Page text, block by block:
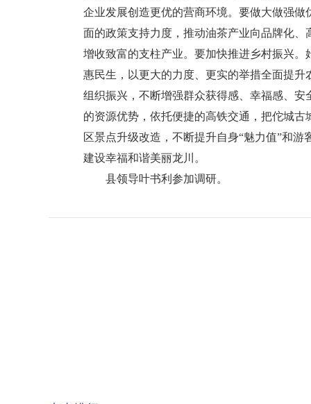
企业发展创造更优的营商环境。要做大做强
面的政策支持力度，推动油茶产业向品牌化
增收致富的支柱产业。要加快推进乡村振兴
惠民生，以更大的力度、更实的举措全面提
组织振兴，不断增强群众获得感、幸福感、
的资源优势，依托便捷的高铁交通，把佗城
区景点升级改造，不断提升自身“魅力值”和
建设幸福和谐美丽龙川。
县领导叶书利参加调研。